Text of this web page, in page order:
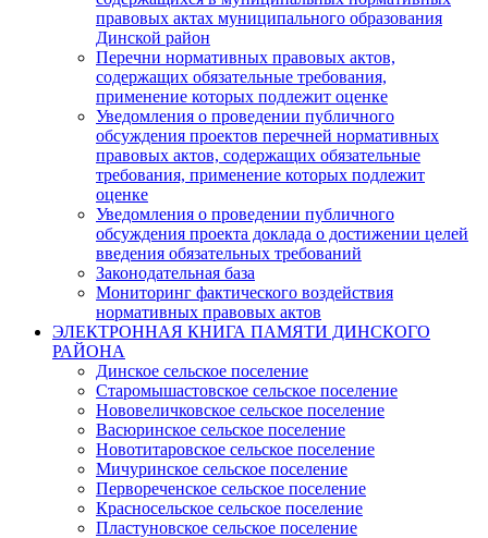
правовых актах муниципального образования
Динской район
Перечни нормативных правовых актов,
содержащих обязательные требования,
применение которых подлежит оценке
Уведомления о проведении публичного
обсуждения проектов перечней нормативных
правовых актов, содержащих обязательные
требования, применение которых подлежит
оценке
Уведомления о проведении публичного
обсуждения проекта доклада о достижении целей
введения обязательных требований
Законодательная база
Мониторинг фактического воздействия
нормативных правовых актов
ЭЛЕКТРОННАЯ КНИГА ПАМЯТИ ДИНСКОГО
РАЙОНА
Динское сельское поселение
Старомышастовское сельское поселение
Нововеличковское сельское поселение
Васюринское сельское поселение
Новотитаровское сельское поселение
Мичуринское сельское поселение
Первореченское сельское поселение
Красносельское сельское поселение
Пластуновское сельское поселение